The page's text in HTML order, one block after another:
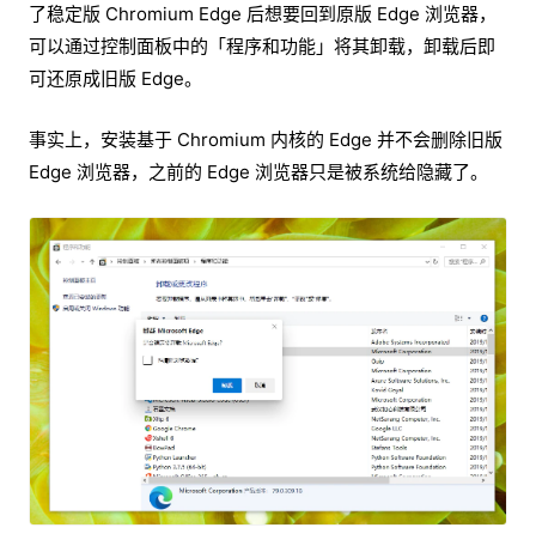
了稳定版 Chromium Edge 后想要回到原版 Edge 浏览器，
可以通过控制面板中的「程序和功能」将其卸载，卸载后即
可还原成旧版 Edge。
事实上，安装基于 Chromium 内核的 Edge 并不会删除旧版
Edge 浏览器，之前的 Edge 浏览器只是被系统给隐藏了。